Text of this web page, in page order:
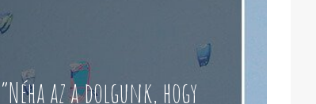
“Néha az a dolgunk, hogy